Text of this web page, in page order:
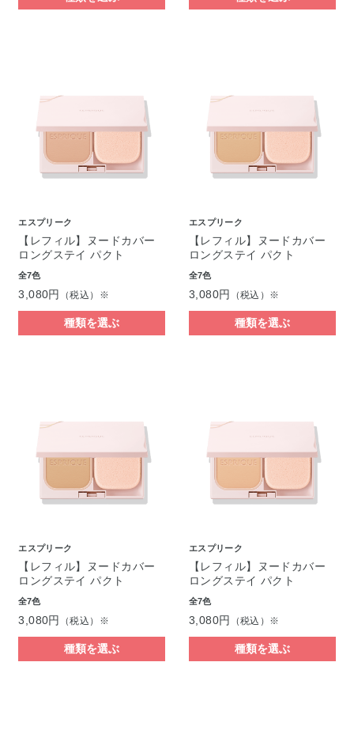
エスプリーク
【レフィル】ヌードカバー
ロングステイ パクト
全7色
3,080円 （税込）※
種類を選ぶ
エスプリーク
【レフィル】ヌードカバー
ロングステイ パクト
全7色
3,080円 （税込）※
種類を選ぶ
エスプリーク
【レフィル】ヌードカバー
ロングステイ パクト
全7色
3,080円 （税込）※
種類を選ぶ
エスプリーク
【レフィル】ヌードカバー
ロングステイ パクト
全7色
3,080円 （税込）※
種類を選ぶ